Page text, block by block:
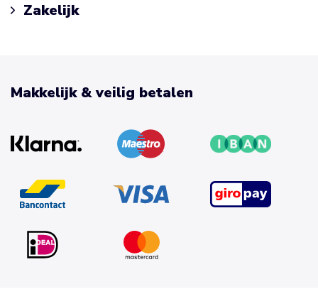
Zakelijk
Makkelijk & veilig betalen